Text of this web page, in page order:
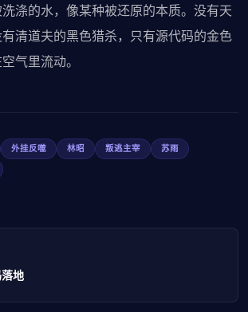
涤的水，像某种被还原的本质。没有天
清道夫的黑色猎杀，只有源代码的金色
气里流动。
外挂反噬 林昭 叛逃主宰
苏雨
地